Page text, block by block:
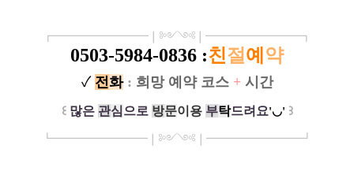
┏━━━━━━━━ ❘༻༺❘ ━━━━━━━━┓
0503-5984-0836 :친절 예 약
✓ 전 화 : 희망 예약 코스 + 시간
꒰ 많은 관심 으로 방문이 용 부탁드려요'◡' ꒱
┗━━━━━━━━ ❘༻༺❘ ━━━━━━━━┛